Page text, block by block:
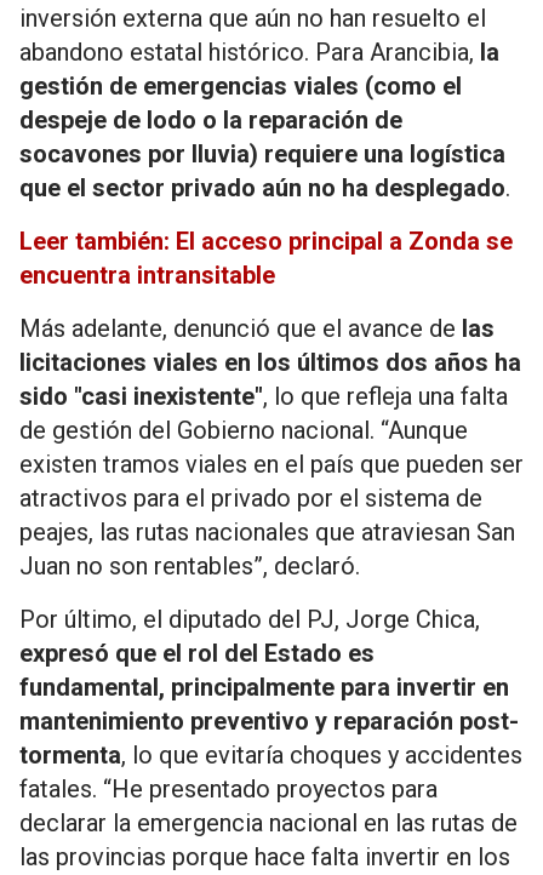
inversión externa que aún no han resuelto el
abandono estatal histórico. Para Arancibia, la
gestión de emergencias viales (como el
despeje de lodo o la reparación de
socavones por lluvia) requiere una logística
que el sector privado aún no ha desplegado.
Leer también: El acceso principal a Zonda se
encuentra intransitable
Más adelante, denunció que el avance de las
licitaciones viales en los últimos dos años ha
sido "casi inexistente", lo que refleja una falta
de gestión del Gobierno nacional. “Aunque
existen tramos viales en el país que pueden ser
atractivos para el privado por el sistema de
peajes, las rutas nacionales que atraviesan San
Juan no son rentables”, declaró.
Por último, el diputado del PJ, Jorge Chica,
expresó que el rol del Estado es
fundamental, principalmente para invertir en
mantenimiento preventivo y reparación post-
tormenta, lo que evitaría choques y accidentes
fatales. “He presentado proyectos para
declarar la emergencia nacional en las rutas de
las provincias porque hace falta invertir en los